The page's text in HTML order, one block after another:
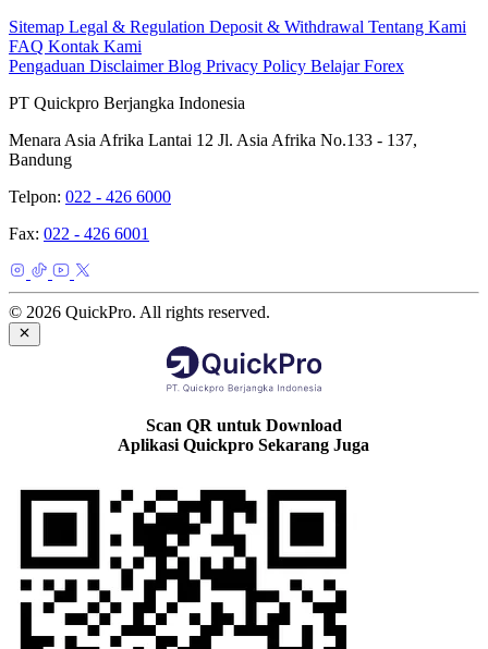
Sitemap Legal & Regulation Deposit & Withdrawal Tentang Kami
FAQ Kontak Kami
Pengaduan DisclaimerBlog Privacy Policy Belajar Forex
PT Quickpro Berjangka Indonesia
Menara Asia Afrika Lantai 12 Jl. Asia Afrika No.133 - 137,
Bandung
Telpon: 022 - 426 6000
Fax: 022 - 426 6001
© 2026 QuickPro. All rights reserved.
Scan QR untuk Download
Aplikasi Quickpro Sekarang Juga